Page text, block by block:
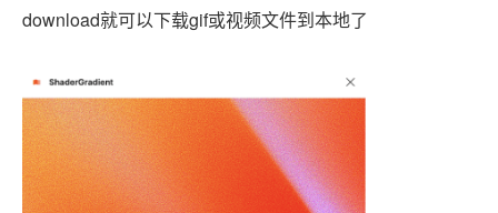
download就可以下载gif或视频文件到本地了